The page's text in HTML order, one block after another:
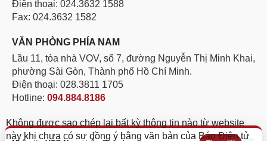
Điện thoại: 024.3632 1588
Fax: 024.3632 1582
VĂN PHÒNG PHÍA NAM
Lầu 11, tòa nhà VOV, số 7, đường Nguyễn Thị Minh Khai,
phường Sài Gòn, Thành phố Hồ Chí Minh.
Điện thoại: 028.3811 1705
Hotline: 094.884.8186
Không được sao chép lại bất kỳ thông tin nào từ website
này khi chưa có sự đồng ý bằng văn bản của Báo Điện tử